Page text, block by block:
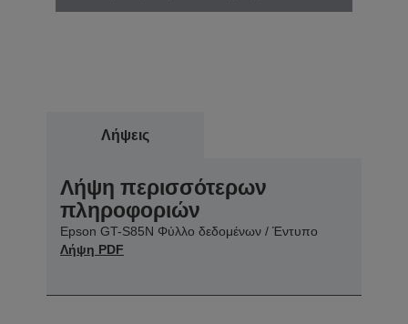
Λήψεις
Λήψη περισσότερων
πληροφοριών
Epson GT-S85N Φύλλο δεδομένων / Έντυπο
Λήψη PDF